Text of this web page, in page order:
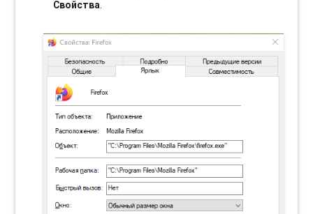
Свойства.